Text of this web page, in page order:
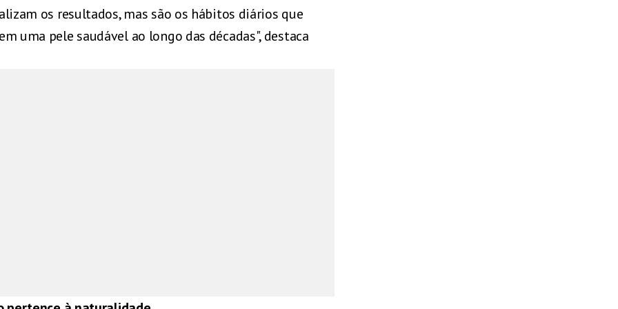
os resultados, mas são os hábitos diários que
uma pele saudável ao longo das décadas", destaca